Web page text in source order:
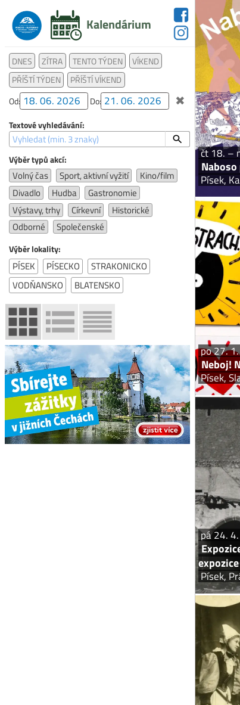
Kalendárium
DNES ZÍTRA TENTO TÝDEN
VÍKEND
PŘÍŠTÍ TÝDEN
PŘÍŠTÍ VÍKEND
Od:
Do: ✖
Textové vyhledávání:
Výběr typů akcí:
Volný čas Sport, aktivní vyžití
Kino/film
Divadlo
Hudba
Gastronomie
Výstavy, trhy
Církevní
Historické
Odborné
Společenské
Výběr lokality:
PÍSEK PÍSECKO
STRAKONICKO
VODŇANSKO
BLATENSKO
čt 18. –
Písek,
Naboso
se
a projít
po 27.
Neboj!
Písek,
se
Rodíme
ze
pá 24.
Písek,
Písek v
V